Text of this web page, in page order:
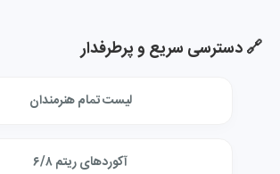
🔗 دسترسی سریع و پرطرفدار
لیست تمام هنرمندان
آکوردهای ریتم ۶/۸